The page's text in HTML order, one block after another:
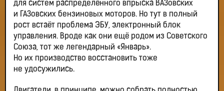
для систем распределённого впрыска ВАЗовских
и ГАЗовских бензиновых моторов. Но тут в полный
рост встаёт проблема ЭБУ, электронный блок
управления. Вроде как они ещё родом из Советского
Союза, тот же легендарный «Январь».
Но их производство восстановить тоже
не удосужились.